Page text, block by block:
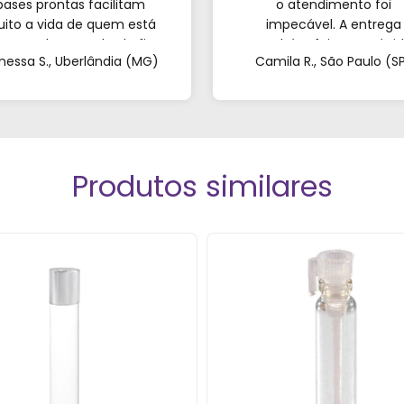
prontas facilitam
a vida de quem est
o resultado fica
incrível. Sem contar o
foi super atencioso e
S., Uberlândia (MG)
o atendimento foi
impecável. A entrega
também foi super
Recomendo de olhos
Camila R., São Paulo
Produtos similares